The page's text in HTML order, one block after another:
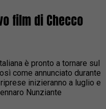
film di Checco
è pronto a tornare sul
come annunciato durante
inizieranno a luglio e
Nunziante